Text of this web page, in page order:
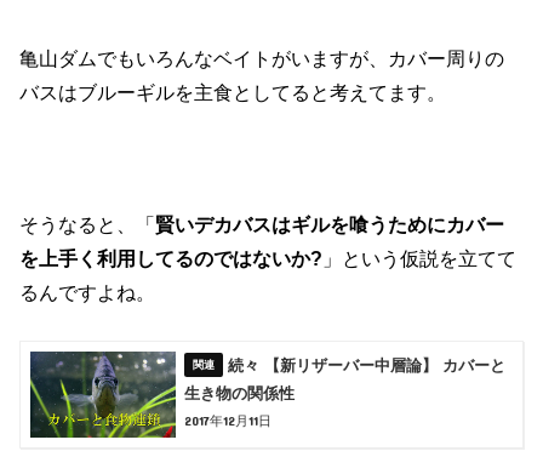
亀山ダムでもいろんなベイトがいますが、カバー周りの
バスはブルーギルを主食としてると考えてます。
そうなると、「賢いデカバスはギルを喰うためにカバー
を上手く利用してるのではないか? 」という仮説を立てて
るんですよね。
続々 【新リザーバー中層論】 カバーと
生き物の関係性
2017年12月11日